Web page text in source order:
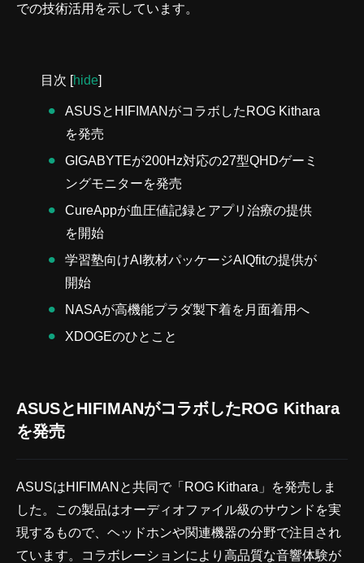
での技術活用を示しています。
目次 [hide]
ASUSとHIFIMANがコラボしたROG Kithara
を発売
GIGABYTEが200Hz対応の27型QHDゲーミ
ングモニターを発売
CureAppが血圧値記録とアプリ治療の提供
を開始
学習塾向けAI教材パッケージAIQfitの提供が
開始
NASAが高機能プラダ製下着を月面着用へ
XDOGEのひとこと
ASUSとHIFIMANがコラボしたROG Kithara
を発売
ASUSはHIFIMANと共同で「ROG Kithara」を発売しま
した。この製品はオーディオファイル級のサウンドを実
現するもので、ヘッドホンや関連機器の分野で注目され
ています。コラボレーションにより高品質な音響体験が